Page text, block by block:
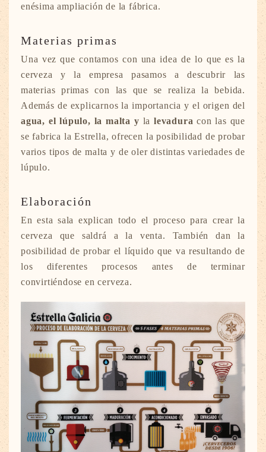
enésima ampliación de la fábrica.
Materias primas
Una vez que contamos con una idea de lo que es la
cerveza y la empresa pasamos a descubrir las
materias primas con las que se realiza la bebida.
Además de explicarnos la importancia y el origen del
agua, el lúpulo, la malta y la levadura con las que
se fabrica la Estrella, ofrecen la posibilidad de probar
varios tipos de malta y de oler distintas variedades de
lúpulo.
Elaboración
En esta sala explican todo el proceso para crear la
cerveza que saldrá a la venta. También dan la
posibilidad de probar el líquido que va resultando de
los diferentes procesos antes de terminar
convirtiéndose en cerveza.